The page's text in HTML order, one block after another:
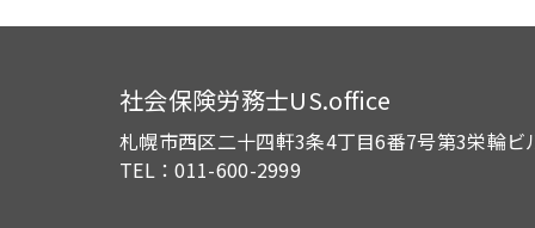
社会保険労務士US.office
札幌市西区二十四軒3条4丁目6番7号第3栄輪ビ
TEL：011-600-2999